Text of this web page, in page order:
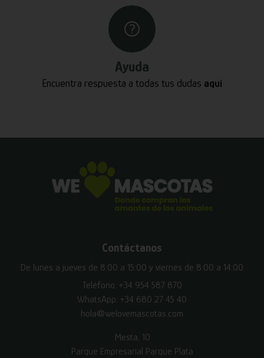
Ayuda
Encuentra respuesta a todas tus dudas aquí
Contáctanos
De lunes a jueves de 8:00 a 15:00 y viernes de 8:00 a 14:00
Teléfono: +34 954 587 870
WhatsApp: +34 680 27 45 40
hola@welovemascotas.com
Mesta, 10
Parque Empresarial Parque Plata